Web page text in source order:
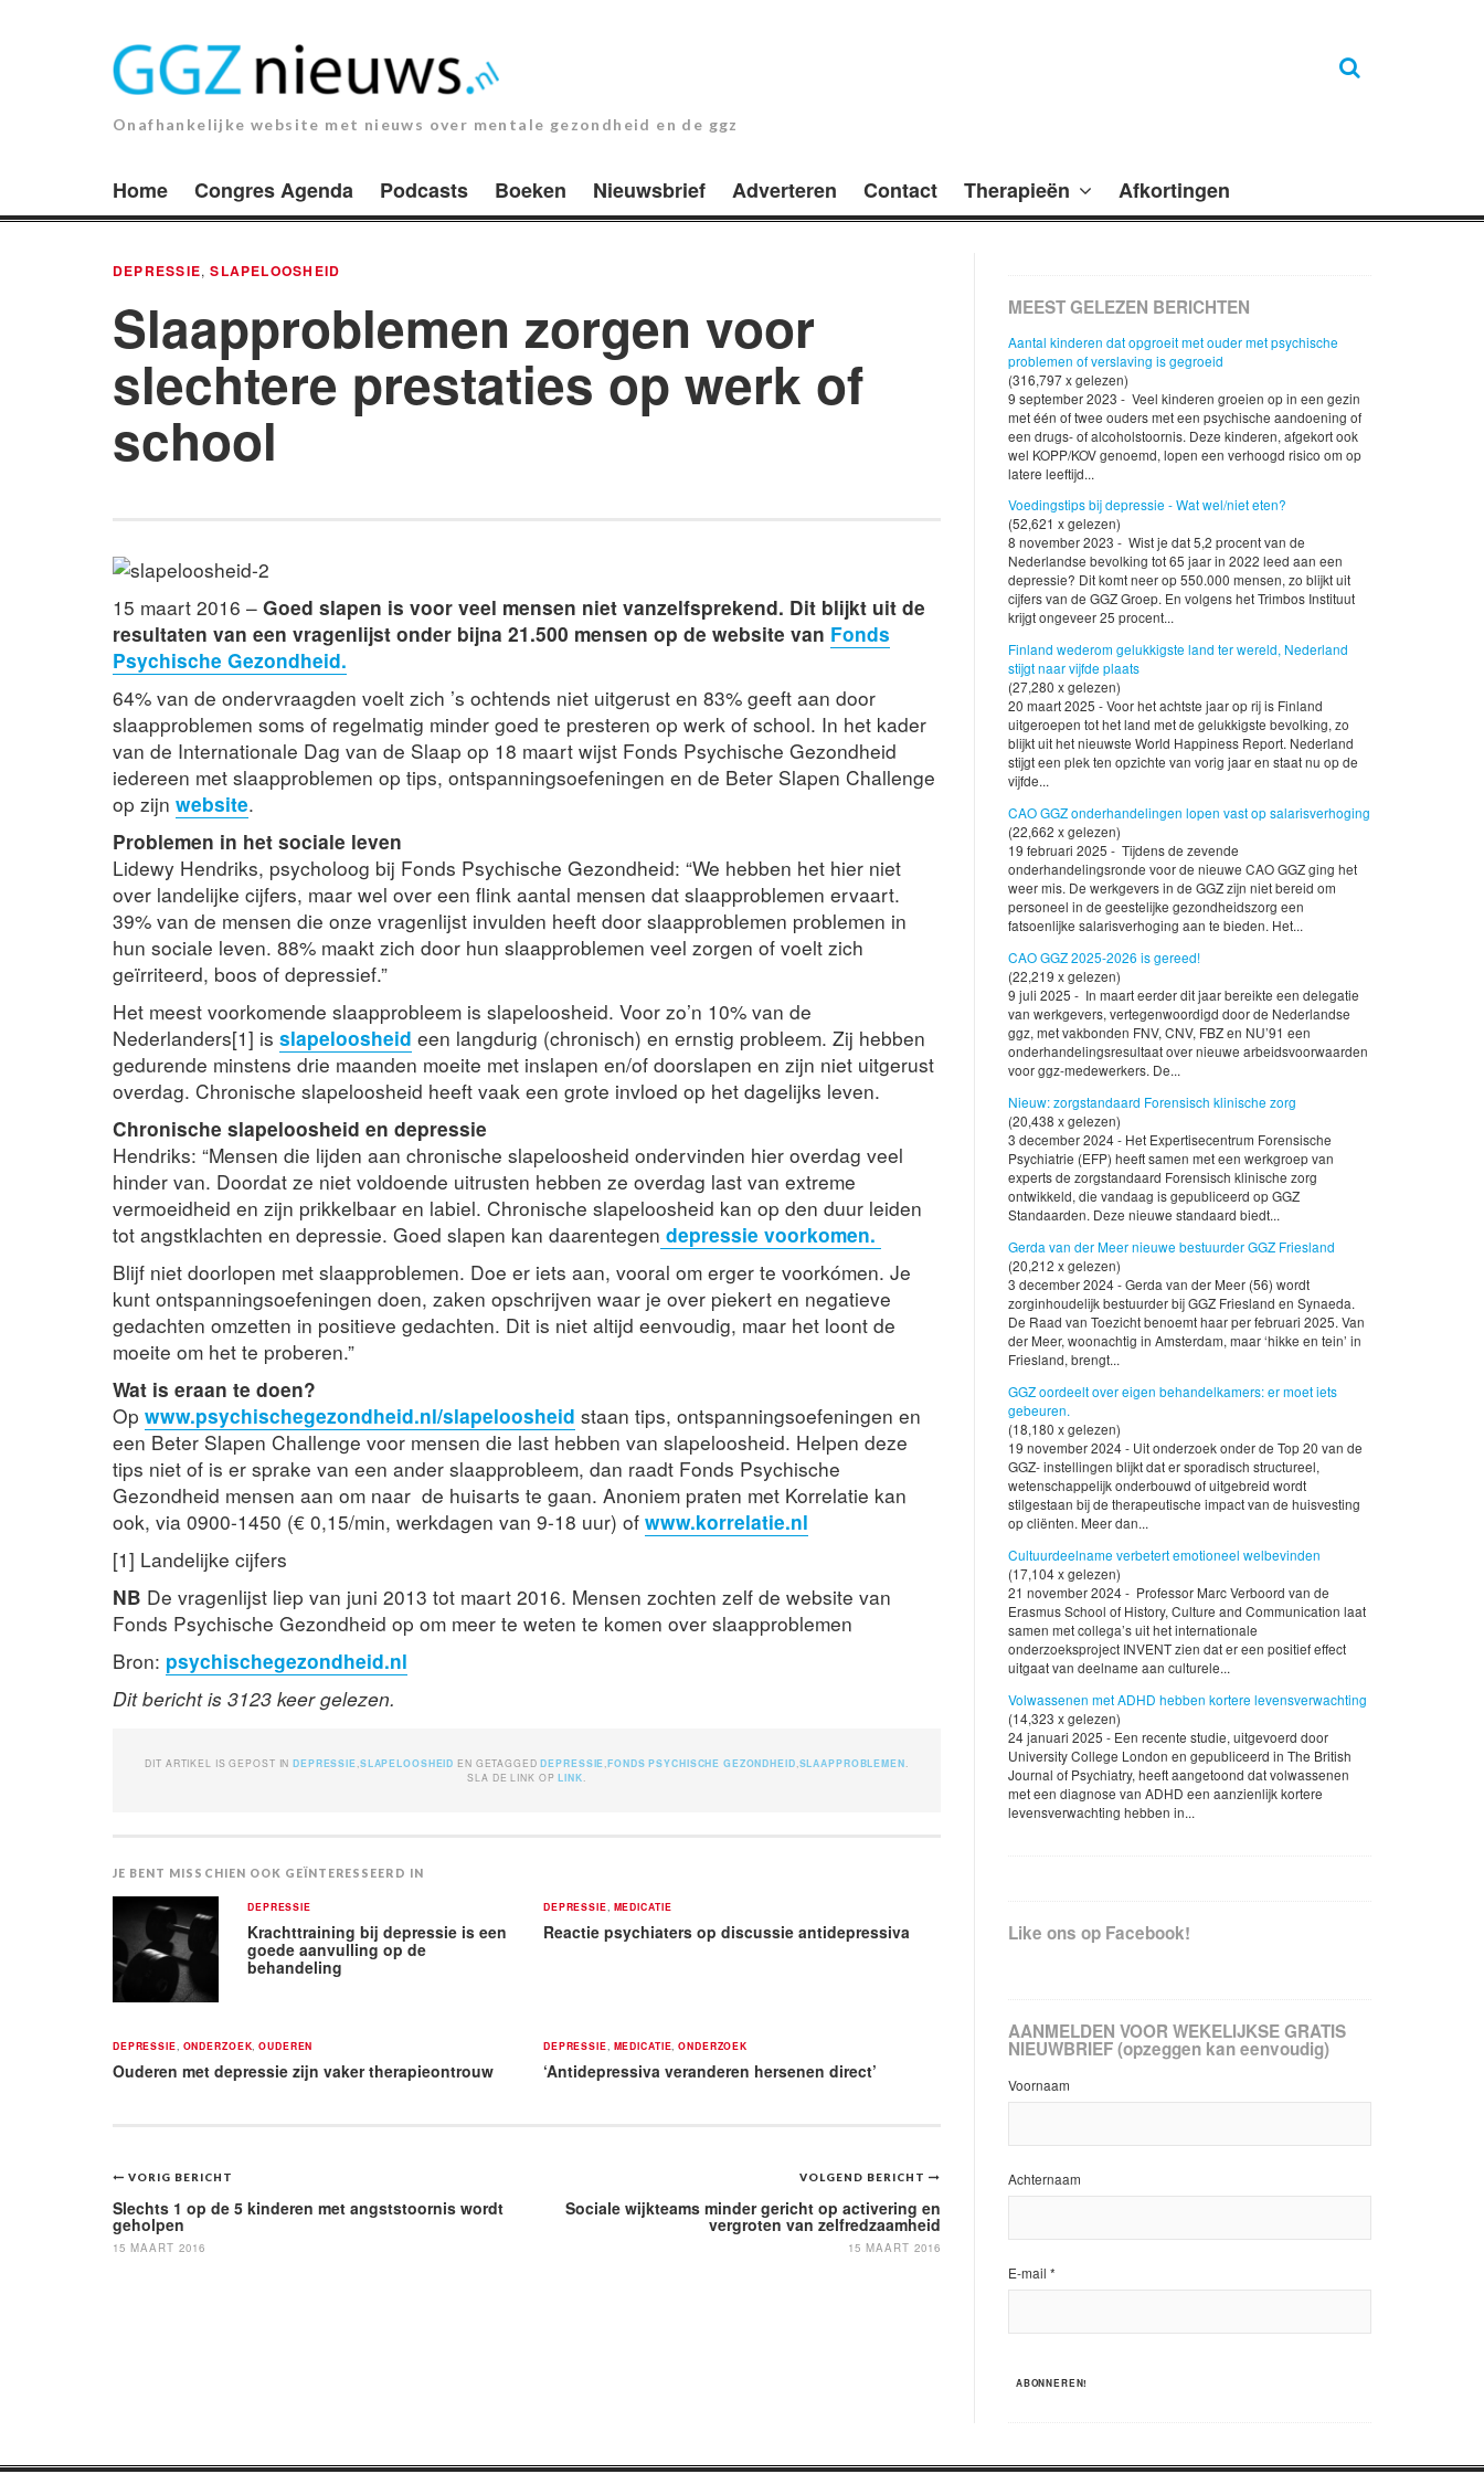
Onafhankelijke website met nieuws over mentale gezondheid en de ggz
Home Congres Agenda Podcasts Boeken Nieuwsbrief Adverteren Contact Therapieën Afkortingen
DEPRESSIE,SLAPELOOSHEID
Slaapproblemen zorgen voor
slechtere prestaties op werk of
school
15 maart 2016 – Goed slapen is voor veel mensen niet vanzelfsprekend. Dit blijkt uit de
resultaten van een vragenlijst onder bijna 21.500 mensen op de website van Fonds
Psychische Gezondheid.
64% van de ondervraagden voelt zich ’s ochtends niet uitgerust en 83% geeft aan door
slaapproblemen soms of regelmatig minder goed te presteren op werk of school. In het kader
van de Internationale Dag van de Slaap op 18 maart wijst Fonds Psychische Gezondheid
iedereen met slaapproblemen op tips, ontspanningsoefeningen en de Beter Slapen Challenge
op zijn website.
Problemen in het sociale leven
Lidewy Hendriks, psycholoog bij Fonds Psychische Gezondheid: “We hebben het hier niet
over landelijke cijfers, maar wel over een flink aantal mensen dat slaapproblemen ervaart.
39% van de mensen die onze vragenlijst invulden heeft door slaapproblemen problemen in
hun sociale leven. 88% maakt zich door hun slaapproblemen veel zorgen of voelt zich
geïrriteerd, boos of depressief.”
Het meest voorkomende slaapprobleem is slapeloosheid. Voor zo’n 10% van de
Nederlanders[1] is slapeloosheid een langdurig (chronisch) en ernstig probleem. Zij hebben
gedurende minstens drie maanden moeite met inslapen en/of doorslapen en zijn niet uitgerust
overdag. Chronische slapeloosheid heeft vaak een grote invloed op het dagelijks leven.
Chronische slapeloosheid en depressie
Hendriks: “Mensen die lijden aan chronische slapeloosheid ondervinden hier overdag veel
hinder van. Doordat ze niet voldoende uitrusten hebben ze overdag last van extreme
vermoeidheid en zijn prikkelbaar en labiel. Chronische slapeloosheid kan op den duur leiden
tot angstklachten en depressie. Goed slapen kan daarentegen depressie voorkomen.
Blijf niet doorlopen met slaapproblemen. Doe er iets aan, vooral om erger te voorkómen. Je
kunt ontspanningsoefeningen doen, zaken opschrijven waar je over piekert en negatieve
gedachten omzetten in positieve gedachten. Dit is niet altijd eenvoudig, maar het loont de
moeite om het te proberen.”
Wat is eraan te doen?
Op www.psychischegezondheid.nl/slapeloosheid staan tips, ontspanningsoefeningen en
een Beter Slapen Challenge voor mensen die last hebben van slapeloosheid. Helpen deze
tips niet of is er sprake van een ander slaapprobleem, dan raadt Fonds Psychische
Gezondheid mensen aan om naar de huisarts te gaan. Anoniem praten met Korrelatie kan
ook, via 0900-1450 (€ 0,15/min, werkdagen van 9-18 uur) of www.korrelatie.nl
[1] Landelijke cijfers
NB De vragenlijst liep van juni 2013 tot maart 2016. Mensen zochten zelf de website van
Fonds Psychische Gezondheid op om meer te weten te komen over slaapproblemen
Bron: psychischegezondheid.nl
Dit bericht is 3123 keer gelezen.
DIT ARTIKEL IS GEPOST INDEPRESSIE SLAPELOOSHEID EN GETAGGEDDEPRESSIE ,FONDS PSYCHISCHE GEZONDHEID SLAAPPROBLEMEN
SLA DE LINK OPLINK
JE BENT MISSCHIEN OOK GEÏNTERESSEERD IN
DEPRESSIE
Krachttraining bij depressie is een
goede aanvulling op de
behandeling
DEPRESSIE MEDICATIE
Reactie psychiaters op discussie antidepressiva
DEPRESSIE ONDERZOEK ,OUDEREN
Ouderen met depressie zijn vaker therapieontrouw
DEPRESSIE MEDICATIE ,ONDERZOEK
‘Antidepressiva veranderen hersenen direct’
Bericht
navigatie
VOLGEND BERICHT
Sociale wijkteams minder gericht op activering en
vergroten van zelfredzaamheid
15 MAART 2016
VORIG BERICHT
Slechts 1 op de 5 kinderen met angststoornis wordt
geholpen
15 MAART 2016
MEEST GELEZEN BERICHTEN
Aantal kinderen dat opgroeit met ouder met psychische
problemen of verslaving is gegroeid
(316,797 x gelezen)
9 september 2023 - Veel kinderen groeien op in een gezin
met één of twee ouders met een psychische aandoening of
een drugs- of alcoholstoornis. Deze kinderen, afgekort ook
wel KOPP/KOV genoemd, lopen een verhoogd risico om op
latere leeftijd...
Voedingstips bij depressie - Wat wel/niet eten?
(52,621 x gelezen)
8 november 2023 - Wist je dat 5,2 procent van de
Nederlandse bevolking tot 65 jaar in 2022 leed aan een
depressie? Dit komt neer op 550.000 mensen, zo blijkt uit
cijfers van de GGZ Groep. En volgens het Trimbos Instituut
krijgt ongeveer 25 procent...
Finland wederom gelukkigste land ter wereld, Nederland
stijgt naar vijfde plaats
(27,280 x gelezen)
20 maart 2025 - Voor het achtste jaar op rij is Finland
uitgeroepen tot het land met de gelukkigste bevolking, zo
blijkt uit het nieuwste World Happiness Report. Nederland
stijgt een plek ten opzichte van vorig jaar en staat nu op de
vijfde...
CAO GGZ onderhandelingen lopen vast op salarisverhoging
(22,662 x gelezen)
19 februari 2025 - Tijdens de zevende
onderhandelingsronde voor de nieuwe CAO GGZ ging het
weer mis. De werkgevers in de GGZ zijn niet bereid om
personeel in de geestelijke gezondheidszorg een
fatsoenlijke salarisverhoging aan te bieden. Het...
CAO GGZ 2025-2026 is gereed!
(22,219 x gelezen)
9 juli 2025 - In maart eerder dit jaar bereikte een delegatie
van werkgevers, vertegenwoordigd door de Nederlandse
ggz, met vakbonden FNV, CNV, FBZ en NU’91 een
onderhandelingsresultaat over nieuwe arbeidsvoorwaarden
voor ggz-medewerkers. De...
Nieuw: zorgstandaard Forensisch klinische zorg
(20,438 x gelezen)
3 december 2024 - Het Expertisecentrum Forensische
Psychiatrie (EFP) heeft samen met een werkgroep van
experts de zorgstandaard Forensisch klinische zorg
ontwikkeld, die vandaag is gepubliceerd op GGZ
Standaarden. Deze nieuwe standaard biedt...
Gerda van der Meer nieuwe bestuurder GGZ Friesland
(20,212 x gelezen)
3 december 2024 - Gerda van der Meer (56) wordt
zorginhoudelijk bestuurder bij GGZ Friesland en Synaeda.
De Raad van Toezicht benoemt haar per februari 2025. Van
der Meer, woonachtig in Amsterdam, maar ‘hikke en tein’ in
Friesland, brengt...
GGZ oordeelt over eigen behandelkamers: er moet iets
gebeuren.
(18,180 x gelezen)
19 november 2024 - Uit onderzoek onder de Top 20 van de
GGZ- instellingen blijkt dat er sporadisch structureel,
wetenschappelijk onderbouwd of uitgebreid wordt
stilgestaan bij de therapeutische impact van de huisvesting
op cliënten. Meer dan...
Cultuurdeelname verbetert emotioneel welbevinden
(17,104 x gelezen)
21 november 2024 - Professor Marc Verboord van de
Erasmus School of History, Culture and Communication laat
samen met collega’s uit het internationale
onderzoeksproject INVENT zien dat er een positief effect
uitgaat van deelname aan culturele...
Volwassenen met ADHD hebben kortere levensverwachting
(14,323 x gelezen)
24 januari 2025 - Een recente studie, uitgevoerd door
University College London en gepubliceerd in The British
Journal of Psychiatry, heeft aangetoond dat volwassenen
met een diagnose van ADHD een aanzienlijk kortere
levensverwachting hebben in...
Like ons op Facebook!
AANMELDEN VOOR WEKELIJKSE GRATIS
NIEUWBRIEF (opzeggen kan eenvoudig)
Voornaam
Achternaam
E-mail *